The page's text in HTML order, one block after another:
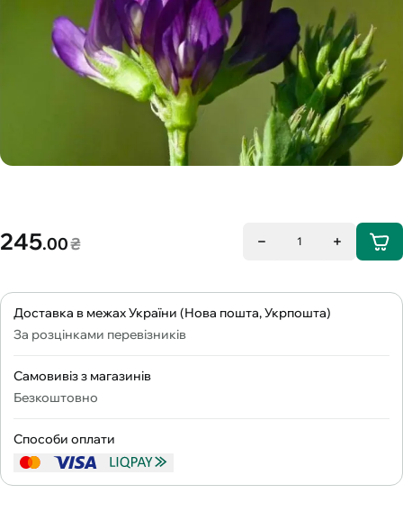
245.00₴ 1
Доставка в межах України (Нова пошта, Укрпошта)
За розцінками перевізників
Самовивіз з магазинів
Безкоштовно
Способи оплати